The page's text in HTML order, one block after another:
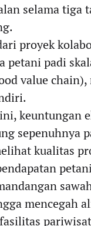
selama tiga
proyek
petani padi
value
keuntungan
sepenuhnya
kualitas
mencegah